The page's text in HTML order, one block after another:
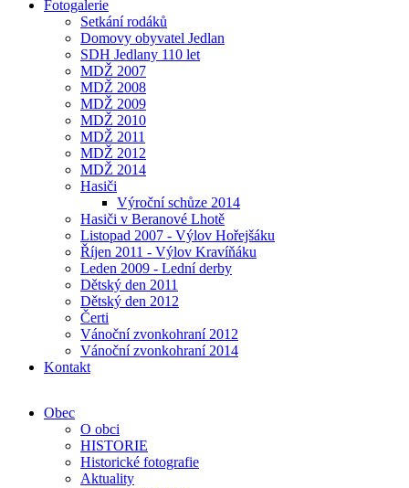
Fotogalerie
Setkání rodáků
Domovy obyvatel Jedlan
SDH Jedlany 110 let
MDŽ 2007
MDŽ 2008
MDŽ 2009
MDŽ 2010
MDŽ 2011
MDŽ 2012
MDŽ 2014
Hasiči
Výroční schůze 2014
Hasiči v Beranové Lhotě
Listopad 2007 - Výlov Hořejšáku
Říjen 2011 - Výlov Kravíňáku
Leden 2009 - Lední derby
Dětský den 2011
Dětský den 2012
Čerti
Vánoční zvonkohraní 2012
Vánoční zvonkohraní 2014
Kontakt
Obec
O obci
HISTORIE
Historické fotografie
Aktuality